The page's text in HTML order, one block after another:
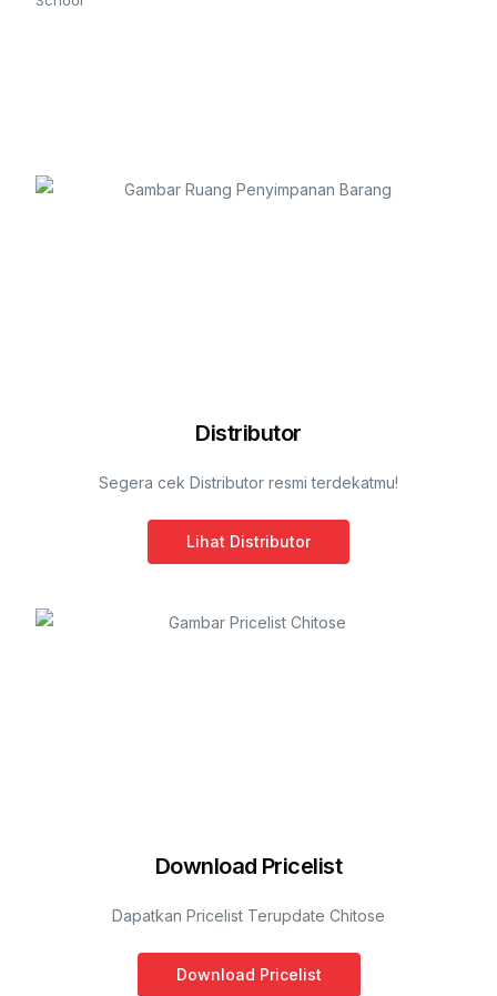
Distributor
Segera cek Distributor resmi terdekatmu!
Lihat Distributor
Download Pricelist
Dapatkan Pricelist Terupdate Chitose
Download Pricelist